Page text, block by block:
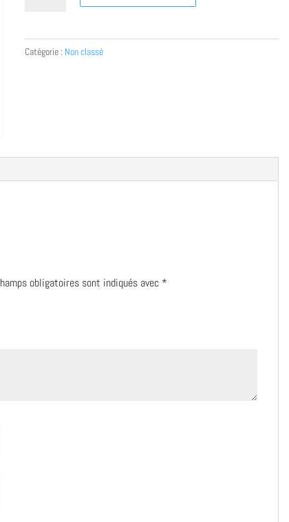
Catégorie : Non classé
obligatoires sont indiqués avec *